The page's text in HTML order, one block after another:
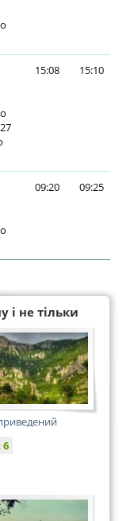
15:08 15:10
09:20 09:25
і не тільки
6